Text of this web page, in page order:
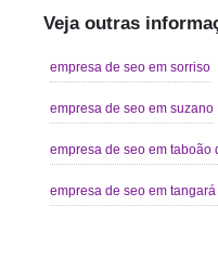
Veja outras
empresa de seo em sorriso
empresa de seo em suzano
empresa de seo em taboão
empresa de seo em